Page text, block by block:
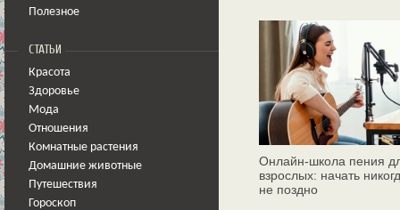
Полезное
СТАТЬИ
Красота
Здоровье
Мода
Отношения
Комнатные растения
Домашние животные
Путешествия
Гороскоп
Онлайн‑школа пения
взрослых: начать
не поздно